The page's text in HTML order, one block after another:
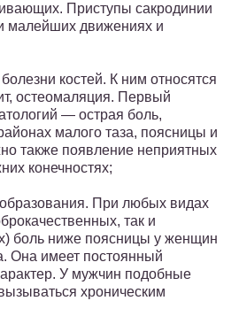
Приступы сакродинии
малейших движениях и
костей. К ним относятся
остеомаляция. Первый
— острая боль,
малого таза, поясницы и
также появление неприятных
конечностях;
При любых видах
так и
боль ниже поясницы у женщин
Она имеет постоянный
У мужчин подобные
хроническим